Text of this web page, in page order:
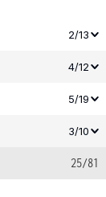
2/13
4/12
5/19
3/10
25/81